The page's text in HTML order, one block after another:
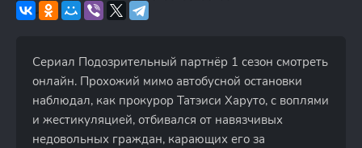
Сериал Подозрительный партнёр 1 сезон смотреть
онлайн. Прохожий мимо автобусной остановки
наблюдал, как прокурор Татэиси Харуто, с воплями
и жестикуляцией, отбивался от навязчивых
недовольных граждан, карающих его за